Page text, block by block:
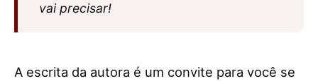
vai precisar!
A escrita da autora é um convite para você se